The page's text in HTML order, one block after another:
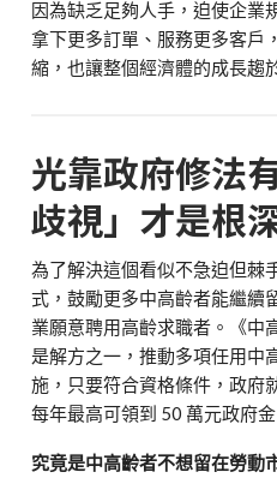
因為缺乏足夠人手，迫使企業
拿下更多訂單、服務更多客戶
縮，也讓整個經濟體的成長趨
光靠政府修法
歧視」才是根
為了解決這個看似不急迫但棘
式，鼓勵更多中高齡者能繼續
業願意聘用高齡求職者。《中
是解方之一，推動多項任用中
施，只要符合資格條件，政府
每年最高可領到 50 萬元政府金
究竟是中高齡者不想留在勞動